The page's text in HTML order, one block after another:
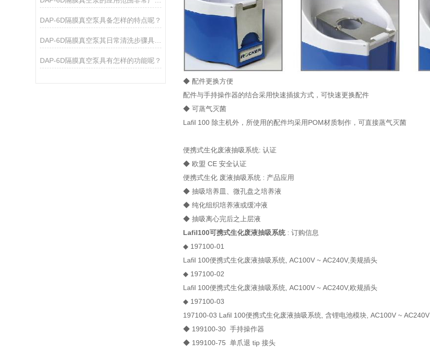
DAP-6D隔膜真空泵具备怎样的特点呢？
DAP-6D隔膜真空泵其日常清洗步骤具体是如何的呢？
DAP-6D隔膜真空泵具有怎样的功能呢？
◆ 配件更换方便
配件与手持操作器的结合采用快速插拔方式，可快速更换配件
◆ 可蒸气灭菌
Lafil 100 除主机外，所使用的配件均采用POM材质制作，可直接蒸气灭菌
便携式生化废液抽吸系统: 认证
◆ 欧盟 CE 安全认证
便携式生化 废液抽吸系统 : 产品应用
◆ 抽吸培养皿、微孔盘之培养液
◆ 纯化组织培养液或缓冲液
◆ 抽吸离心完后之上层液
Lafil100可携式生化废液抽吸系统: 订购信息
◆ 197100-01
Lafil 100便携式生化废液抽吸系统, AC100V ~ AC240V,美规插头
◆ 197100-02
Lafil 100便携式生化废液抽吸系统, AC100V ~ AC240V,欧规插头
◆ 197100-03
197100-03 Lafil 100便携式生化废液抽吸系统, 含锂电池模块, AC100V ~ AC240V
◆ 199100-30 手持操作器
◆ 199100-75 单爪退 tip 接头